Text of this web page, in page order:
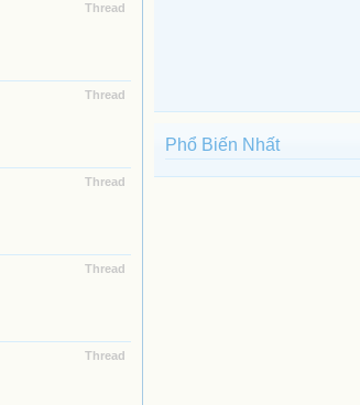
Thread
Thread
Thread
Thread
Thread
Phổ Biến Nhất